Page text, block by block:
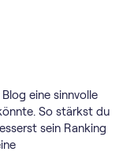
eine sinnvolle
So stärkst du
sein Ranking